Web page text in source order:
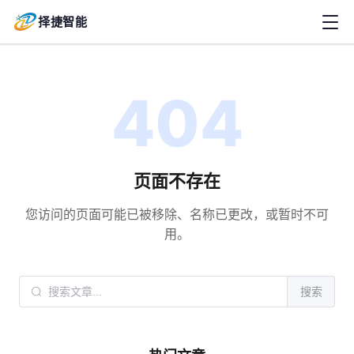
择捷智能
404
页面不存在
您访问的页面可能已被移除、名称已更改，或暂时不可
用。
搜索